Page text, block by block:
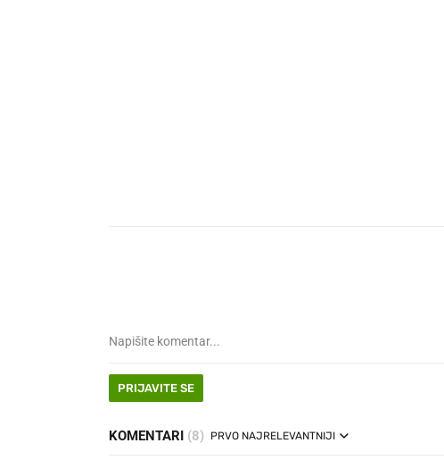
PRIJAVITE SE
KOMENTARI (8) PRVO NAJRELEVANTNIJI